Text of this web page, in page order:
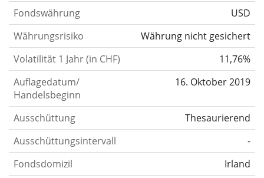
Fondswährung
USD
Währungsrisiko
Währung nicht gesichert
Volatilität 1 Jahr (in CHF)
11,76%
Auflagedatum/
Handelsbeginn
16. Oktober 2019
Ausschüttung
Thesaurierend
Ausschüttungsintervall
-
Fondsdomizil
Irland